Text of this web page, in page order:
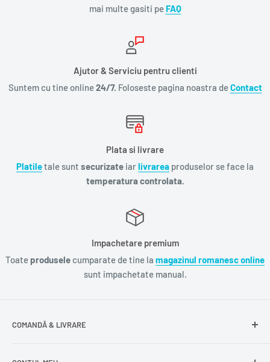
mai multe gasiti pe FAQ
Ajutor & Serviciu pentru clienti
Suntem cu tine online24/7. Foloseste pagina noastra deContact
Plata si livrare
Platiletale sunt securizate iarlivrarea produselor se face la
temperatura controlata.
Impachetare premium
Toate produsele cumparate de tine la magazinul romanesc online
sunt impachetate manual.
COMANDĂ & LIVRARE